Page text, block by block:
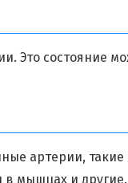
Это состояние
артерии, такие
в мышцах и другие.